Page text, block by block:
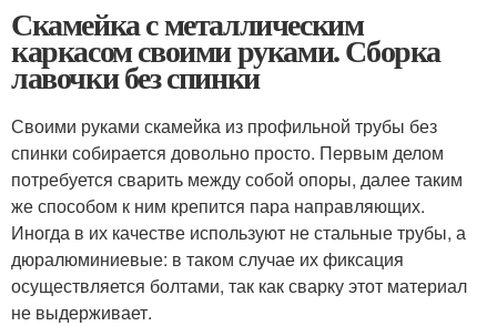
Скамейка с металлическим
каркасом своими руками. Сборка
лавочки без спинки
Своими руками скамейка из профильной трубы без
спинки собирается довольно просто. Первым делом
потребуется сварить между собой опоры, далее таким
же способом к ним крепится пара направляющих.
Иногда в их качестве используют не стальные трубы, а
дюралюминиевые: в таком случае их фиксация
осуществляется болтами, так как сварку этот материал
не выдерживает.